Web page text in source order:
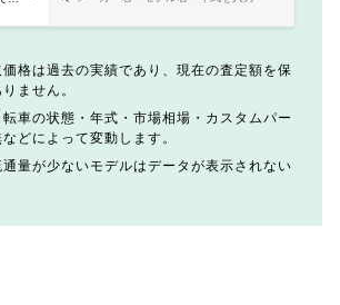
格は過去の実績であり、現在の査定額を保
ません。
車の状態・年式・市場相場・カスタムパー
どによって変動します。
量が少ないモデルはデータが表示されない